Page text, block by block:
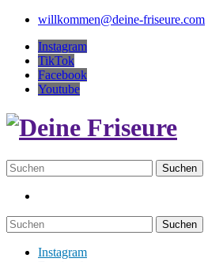
willkommen@deine-friseure.com
Instagram
TikTok
Facebook
Youtube
Suchen
Suchen
Instagram